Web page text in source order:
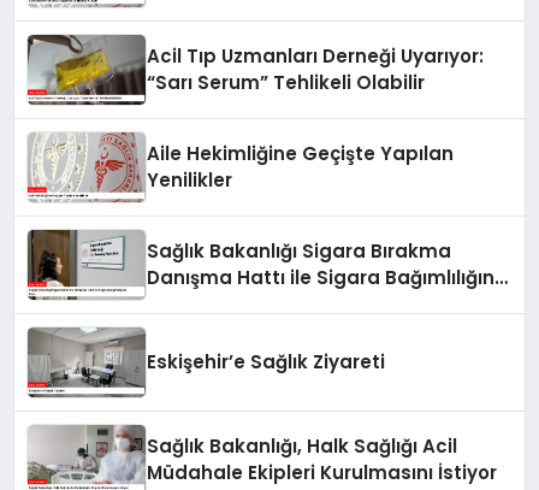
Acil Tıp Uzmanları Derneği Uyarıyor:
“Sarı Serum” Tehlikeli Olabilir
Aile Hekimliğine Geçişte Yapılan
Yenilikler
Sağlık Bakanlığı Sigara Bırakma
Danışma Hattı ile Sigara Bağımlılığına
Eskişehir’e Sağlık Ziyareti
Sağlık Bakanlığı, Halk Sağlığı Acil
Müdahale Ekipleri Kurulmasını İstiyor